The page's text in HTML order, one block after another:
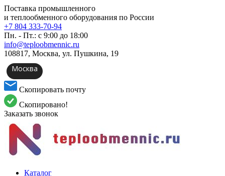
Поставка промышленного
и теплообменного оборудования по России
+7 804 333-70-94
Пн. - Пт.: с 9:00 до 18:00
info@teploobmennic.ru
108817, Москва, ул. Пушкина, 19
Москва
Скопировать почту
Скопировано!
Заказать звонок
Каталог